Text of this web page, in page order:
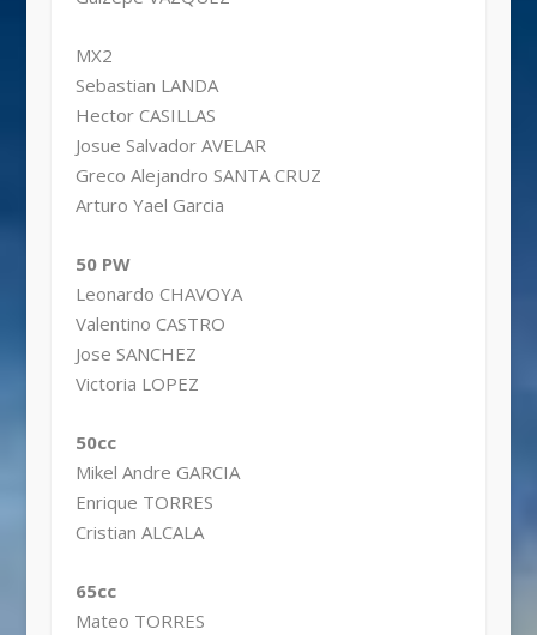
MX2
Sebastian LANDA
Hector CASILLAS
Josue Salvador AVELAR
Greco Alejandro SANTA CRUZ
Arturo Yael Garcia
50 PW
Leonardo CHAVOYA
Valentino CASTRO
Jose SANCHEZ
Victoria LOPEZ
50cc
Mikel Andre GARCIA
Enrique TORRES
Cristian ALCALA
65cc
Mateo TORRES